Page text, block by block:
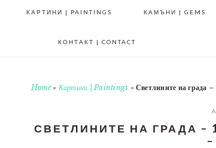
КАРТИНИ | PAINTINGS КАМЪНИ | GEMS
КОНТАКТ | CONTACT
Home» Картини | Paintings » Светлините на
СВЕТЛИНИТЕ НА ГРАДА –